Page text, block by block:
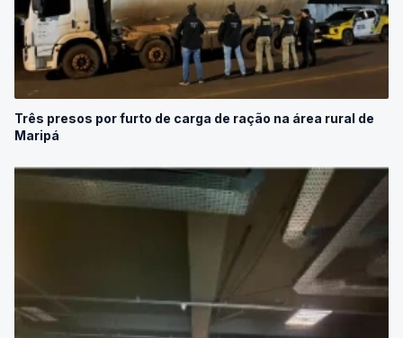
Três presos por furto de carga de ração na área rural de
Maripá